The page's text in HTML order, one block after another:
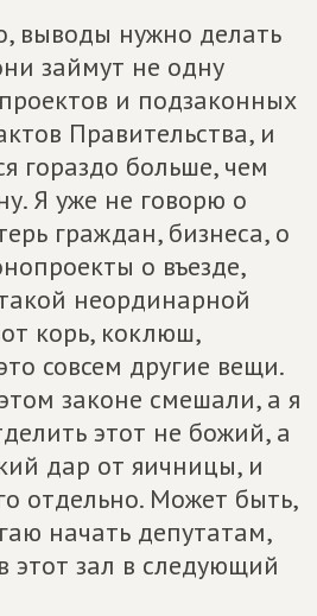
выводы нужно делать
займут не одну
и подзаконных
Правительства, и
гораздо больше, чем
Я уже не говорю о
граждан, бизнеса, о
о въезде,
неординарной
корь, коклюш,
совсем другие вещи.
законе смешали, а я
этот не божий, а
дар от яичницы, и
отдельно. Может быть,
начать депутатам,
этот зал в следующий